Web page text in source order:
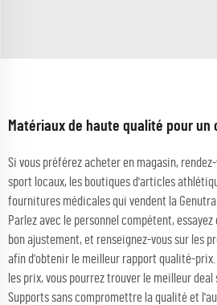
Matériaux de haute qualité pour un
Si vous préférez acheter en magasin,
sport locaux, les boutiques d'articles
fournitures médicales qui vendent la
Parlez avec le personnel compétent,
bon ajustement, et renseignez-vous sur les
afin d'obtenir le meilleur rapport qualité-
les prix, vous pourrez trouver le meilleur
Supports sans compromettre la qualité et